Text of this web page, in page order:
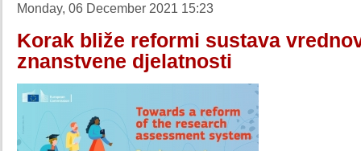
Monday, 06 December 2021 15:23
Korak bliže reformi sustava
znanstvene djelatnosti